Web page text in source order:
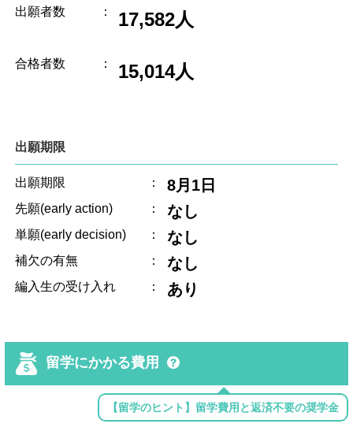
出願者数 ： 17,582人
合格者数 ： 15,014人
出願期限
出願期限 ： 8月1日
先願(early action) ： なし
単願(early decision) ： なし
補欠の有無 ： なし
編入生の受け入れ ： あり
留学にかかる費用
【留学のヒント】留学費用と返済不要の奨学金